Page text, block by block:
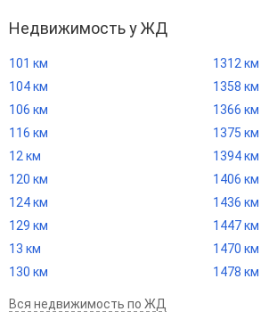
Недвижимость у ЖД
101 км
104 км
106 км
116 км
12 км
120 км
124 км
129 км
13 км
130 км
1312 км
1358 км
1366 км
1375 км
1394 км
1406 км
1436 км
1447 км
1470 км
1478 км
Вся недвижимость по ЖД